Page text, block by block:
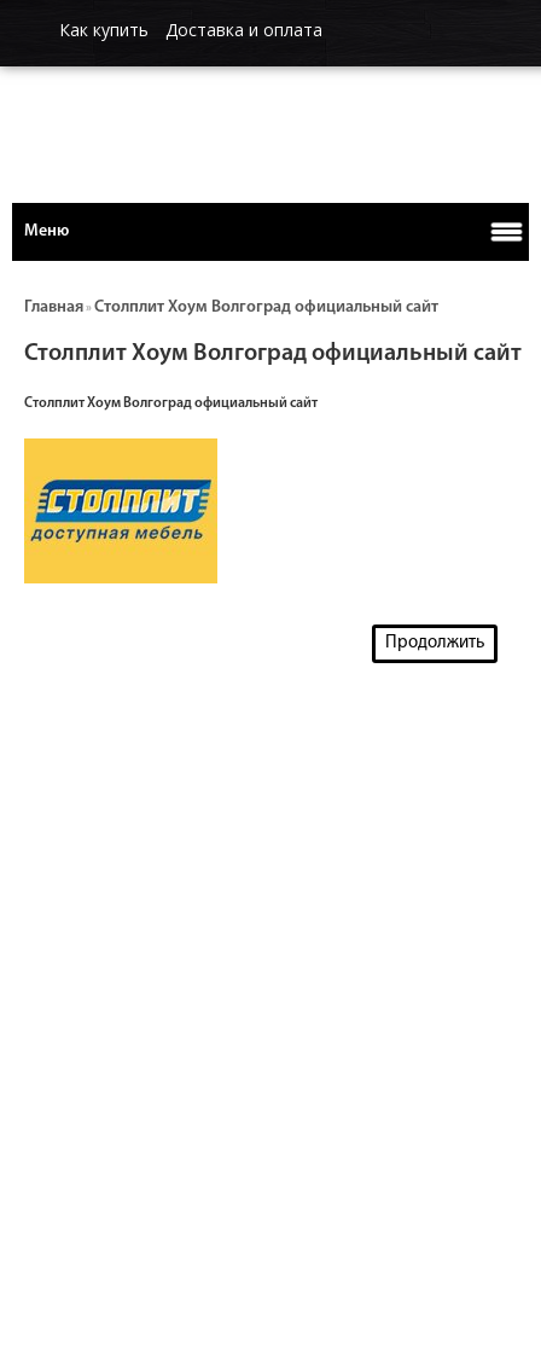
Как купить Доставка и оплата
Меню
Главная»Столплит Хоум Волгоград официальный сайт
Столплит Хоум Волгоград официальный сайт
Столплит Хоум Волгоград официальный сайт
Продолжить